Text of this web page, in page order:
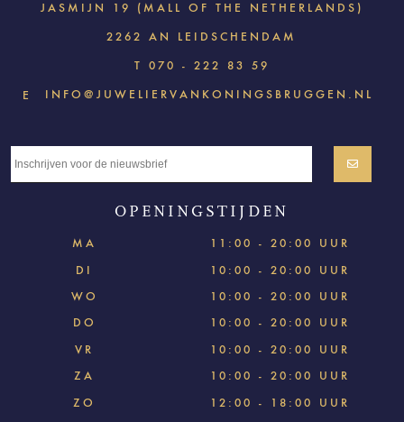
JASMIJN 19 (MALL OF THE NETHERLANDS)
2262 AN LEIDSCHENDAM
T 070 - 222 83 59
E INFO@JUWELIERVANKONINGSBRUGGEN.NL
OPENINGSTIJDEN
MA
11:00 - 20:00 UUR
DI
10:00 - 20:00 UUR
WO
10:00 - 20:00 UUR
DO
10:00 - 20:00 UUR
VR
10:00 - 20:00 UUR
ZA
10:00 - 20:00 UUR
ZO
12:00 - 18:00 UUR